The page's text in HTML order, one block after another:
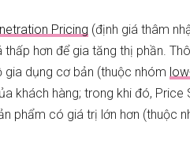
Pricing (định giá thâm
hơn để gia tăng thị phần.
gia dụng cơ bản (thuộc nhóm
khách hàng; trong khi đó, Price
phẩm có giá trị lớn hơn (thuộc